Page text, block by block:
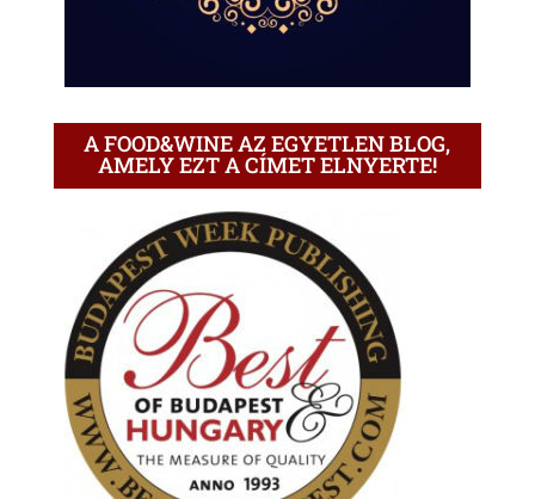
A FOOD&WINE AZ EGYETLEN BLOG,
AMELY EZT A CÍMET ELNYERTE!